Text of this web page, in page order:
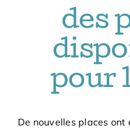
Le festival
Billetterie
des
pour
De nouvelles places ont